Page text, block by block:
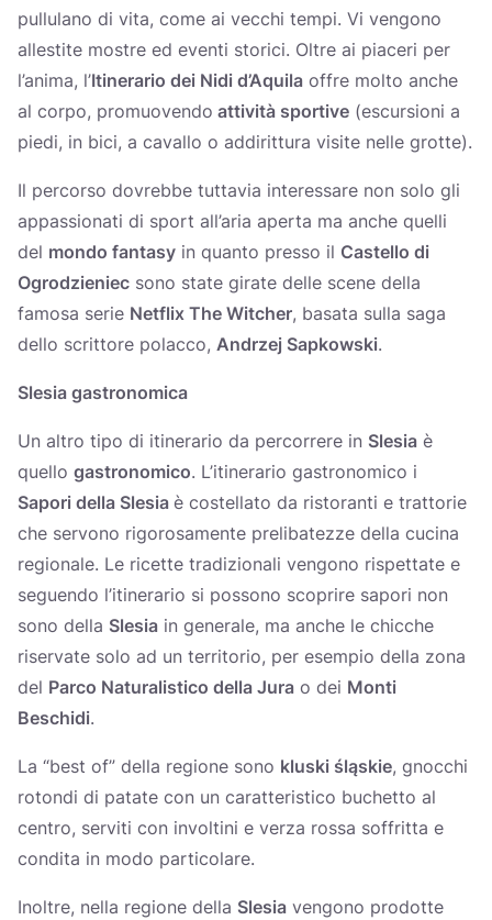
pullulano di vita, come ai vecchi tempi. Vi vengono
allestite mostre ed eventi storici. Oltre ai piaceri per
l’anima, l’Itinerario dei Nidi d’Aquila offre molto anche
al corpo, promuovendo attività sportive (escursioni a
piedi, in bici, a cavallo o addirittura visite nelle grotte).
Il percorso dovrebbe tuttavia interessare non solo gli
appassionati di sport all’aria aperta ma anche quelli
del mondo fantasy in quanto presso il Castello di
Ogrodzieniec sono state girate delle scene della
famosa serie Netflix The Witcher, basata sulla saga
dello scrittore polacco, Andrzej Sapkowski.
Slesia gastronomica
Un altro tipo di itinerario da percorrere in Slesia è
quello gastronomico. L’itinerario gastronomico i
Sapori della Slesia è costellato da ristoranti e trattorie
che servono rigorosamente prelibatezze della cucina
regionale. Le ricette tradizionali vengono rispettate e
seguendo l’itinerario si possono scoprire sapori non
sono della Slesia in generale, ma anche le chicche
riservate solo ad un territorio, per esempio della zona
del Parco Naturalistico della Jura o dei Monti
Beschidi.
La “best of” della regione sono kluski śląskie, gnocchi
rotondi di patate con un caratteristico buchetto al
centro, serviti con involtini e verza rossa soffritta e
condita in modo particolare.
Inoltre, nella regione della Slesia vengono prodotte